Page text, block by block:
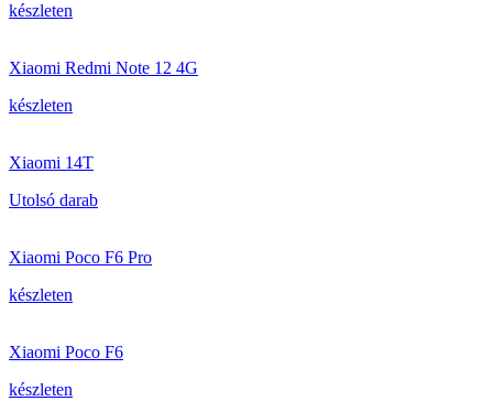
készleten
Xiaomi Redmi Note 12 4G
készleten
Xiaomi 14T
Utolsó darab
Xiaomi Poco F6 Pro
készleten
Xiaomi Poco F6
készleten